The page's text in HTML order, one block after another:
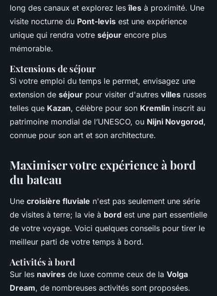
long des canaux et explorez lesîles à proximité. Une
visite nocturne du Pont-levis est une expérience
unique qui rendra votre séjour encore plus
mémorable.
Extensions de séjour
Si votre emploi du temps le permet, envisagez une
extension de séjour pour visiter d'autres villes russes
telles que Kazan, célèbre pour son Kremlin inscrit au
patrimoine mondial de l’UNESCO, ou Nijni Novgorod,
connue pour son art et son architecture.
Maximiser votre expérience à bord
du bateau
Une croisière fluviale n'est pas seulement une série
de visites à terre; la vie à bord est une part essentielle
de votre voyage. Voici quelques conseils pour tirer le
meilleur parti de votre temps à bord.
Activités à bord
Sur les navires de luxe comme ceux de la Volga
Dream, de nombreuses activités sont proposées.